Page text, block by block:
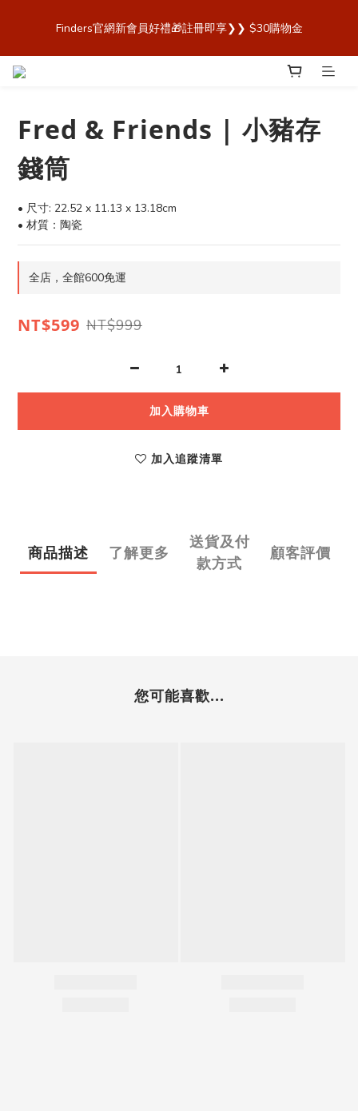
商城，購買最安心！】
Finders官網新會員好禮🎁註冊即享❯❯ $30購物金
歡迎來到 Finders🎉【Blender Bottle x Owala 台灣官方代理直營
Fred & Friends | 小豬存
錢筒
• 尺寸: 22.52 x 11.13 x 13.18cm
• 材質：陶瓷
全店，全館600免運
NT$599 NT$999
加入購物車
加入追蹤清單
商品描述 了解更多
送貨及付
款方式
顧客評價
您可能喜歡...